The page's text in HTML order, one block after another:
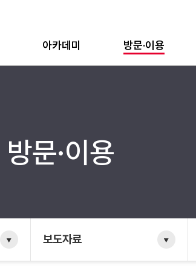
아카데미 방문·이용
방문·이용
보도자료